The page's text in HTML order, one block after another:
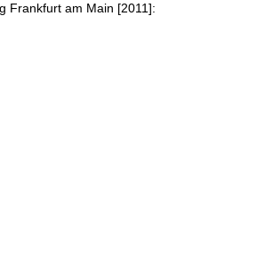
Frankfurt am Main [2011]: